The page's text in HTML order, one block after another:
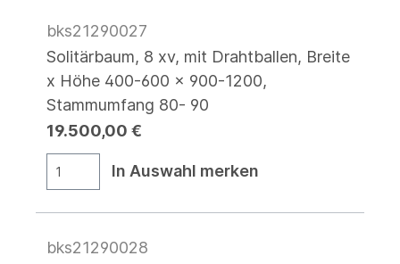
bks21290027
Solitärbaum, 8 xv, mit Drahtballen, Breite
x Höhe 400-600 x 900-1200,
Stammumfang 80- 90
19.500,00 €
In Auswahl merken
bks21290028